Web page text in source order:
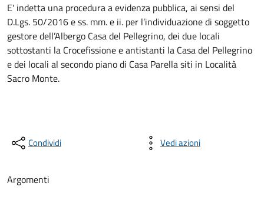
E' indetta una procedura a evidenza pubblica, ai sensi del
D.Lgs. 50/2016 e ss. mm. e ii. per l’individuazione di soggetto
gestore dell’Albergo Casa del Pellegrino, dei due locali
sottostanti la Crocefissione e antistanti la Casa del Pellegrino
e dei locali al secondo piano di Casa Parella siti in Località
Sacro Monte.
Condividi Vedi azioni
Argomenti